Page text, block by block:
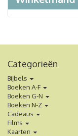
Categorieën
Bijbels
Boeken A-F
Boeken G-N
Boeken N-Z
Cadeaus
Films
Kaarten